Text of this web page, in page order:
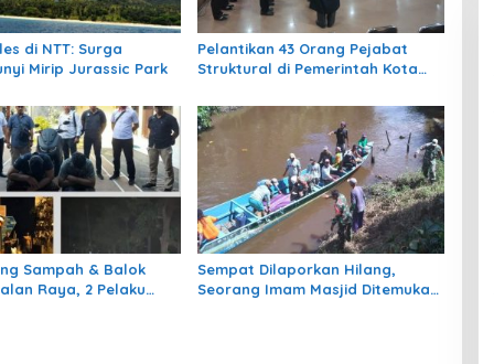
di NTT: Surga
Mirip Jurassic Park
Pelantikan 43 Orang Pejabat
Struktural di Pemerintah Kota
Sampah & Balok
Raya, 2 Pelaku
Sempat Dilaporkan Hilang,
Seorang Imam Masjid Ditemukan